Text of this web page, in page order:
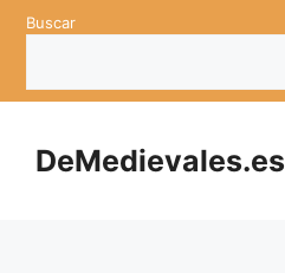
SaltarBuscar
DeMedievales.es